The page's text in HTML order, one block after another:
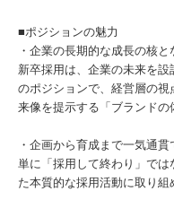
■ポジションの魅力
・企業の長期的な成長の核
新卒採用は、企業の未来を
のポジションで、経営層の
来像を提示する「ブランドの
・企画から育成まで一気通貫
単に「採用して終わり」では
た本質的な採用活動に取り組